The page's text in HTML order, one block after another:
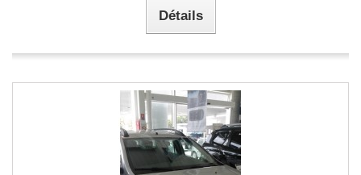
Détails